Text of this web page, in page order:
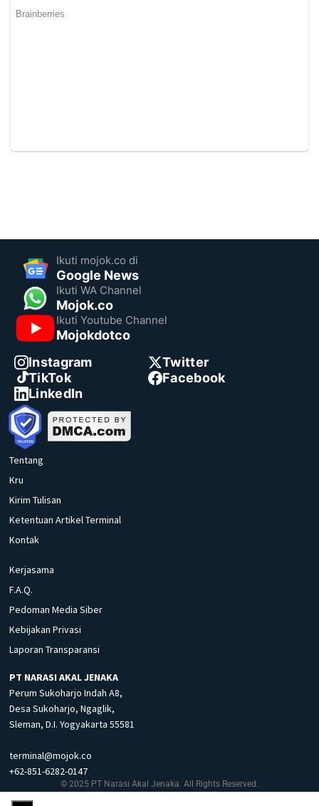
Ikuti mojok.co di
Google News
Ikuti WA Channel
Mojok.co
Ikuti Youtube Channel
Mojokdotco
Instagram
Twitter
TikTok
Facebook
LinkedIn
Tentang
Kru
Kirim Tulisan
Ketentuan Artikel Terminal
Kontak
Kerjasama
F.A.Q.
Pedoman Media Siber
Kebijakan Privasi
Laporan Transparansi
PT NARASI AKAL JENAKA
Perum Sukoharjo Indah A8,
Desa Sukoharjo, Ngaglik,
Sleman, D.I. Yogyakarta 55581
terminal@mojok.co
+62-851-6282-0147
© 2025 PT Narasi Akal Jenaka. All Rights Reserved.